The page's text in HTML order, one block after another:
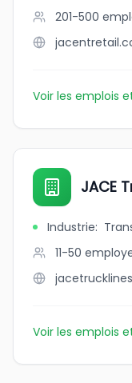
201-500
Voir les emplois
JACE
Industrie:
11-50
Voir les emplois